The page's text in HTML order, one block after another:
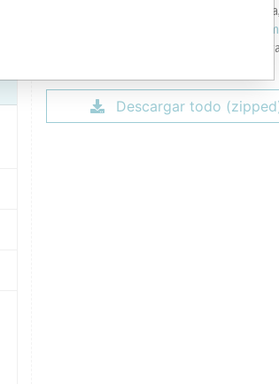
. Al usar esta data,
International
. Puede
Descargar todo